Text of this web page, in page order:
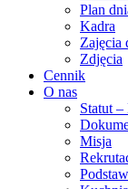
Plan
Kadra
Zajęcia
Zdjęcia
Cennik
O nas
Statut
Misja